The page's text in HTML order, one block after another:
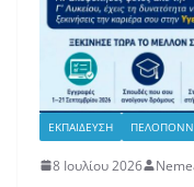
ΕΚΠΑΙΔΕΥΣΗ
8 Ιουλίου 2026